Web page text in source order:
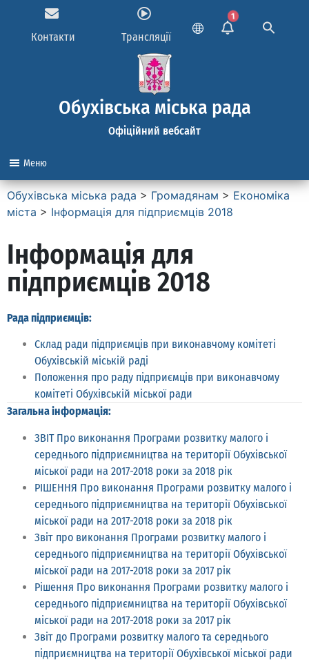
Контакти Трансляції
1
Обухівська міська рада
Офіційний вебсайт
Меню
Обухівська міська рада > Громадянам > Економіка
міста > Інформація для підприємців 2018
Інформація для
підприємців 2018
Рада підприємців:
Склад ради підприємців при виконавчому комітеті
Обухівській міській раді
Положення про раду підприємців при виконавчому
комітеті Обухівській міської ради
Загальна інформація:
ЗВІТ Про виконання Програми розвитку малого і
середнього підприємництва на території Обухівської
міської ради на 2017-2018 роки за 2018 рік
РІШЕННЯ Про виконання Програми розвитку малого і
середнього підприємництва на території Обухівської
міської ради на 2017-2018 роки за 2018 рік
Звіт про виконання Програми розвитку малого і
середнього підприємництва на території Обухівської
міської ради на 2017-2018 роки за 2017 рік
Рішення Про виконання Програми розвитку малого і
середнього підприємництва на території Обухівської
міської ради на 2017-2018 роки за 2017 рік
Звіт до Програми розвитку малого та середнього
підприємництва на території Обухівської міської ради